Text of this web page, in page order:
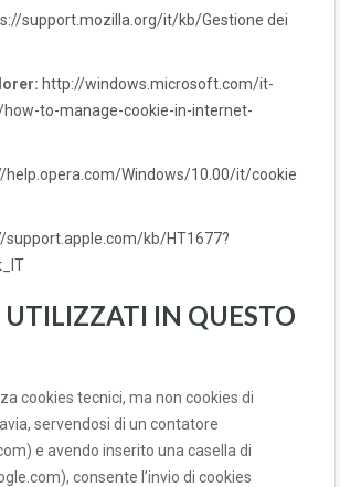
support.mozilla.org/it/kb/Gestione dei
http://windows.microsoft.com/it-
to-manage-cookie-in-internet-
help.opera.com/Windows/10.00/it/cookie
support.apple.com/kb/HT1677?
UTILIZZATI IN QUESTO
cookies tecnici, ma non cookies di
servendosi di un contatore
e avendo inserito una casella di
consente l’invio di cookies